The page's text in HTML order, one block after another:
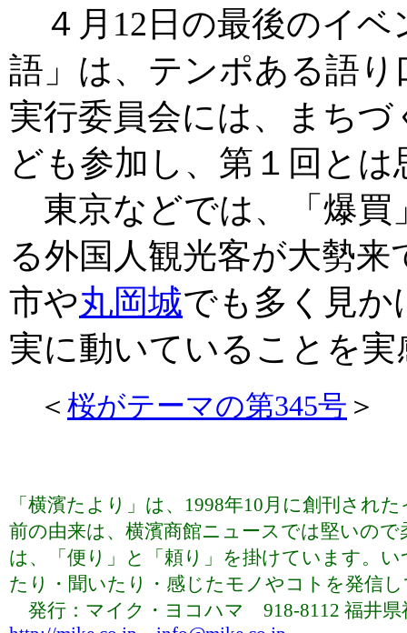
４月12日の最後のイベ
語」は、テンポある語
実行委員会には、まち
ども参加し、第１回と
東京などでは、「爆買
る外国人観光客が大勢
市や丸岡城でも多く見か
実に動いていることを
＜ 桜がテーマの第345号 ＞
「横濱たより」は、1998年10月に創刊され
前の由来は、横濱商館ニュースでは堅いの
は、「便り」と「頼り」を掛けています。
たり・聞いたり・感じたモノやコトを発信
発行：マイク・ヨコハマ 918-8112 福井